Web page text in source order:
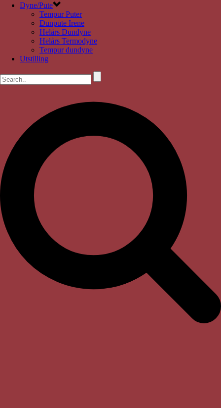
Dyne/Pute
Tempur Puter
Dunpute Irene
Helårs Dundyne
Helårs Termodyne
Tempur dundyne
Utstilling